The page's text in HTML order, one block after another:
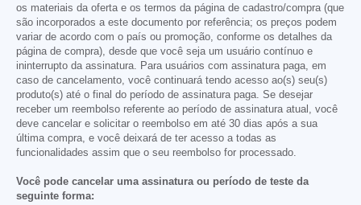
os materiais da oferta e os termos da página de cadastro/compra (que
são incorporados a este documento por referência; os preços podem
variar de acordo com o país ou promoção, conforme os detalhes da
página de compra), desde que você seja um usuário contínuo e
ininterrupto da assinatura. Para usuários com assinatura paga, em
caso de cancelamento, você continuará tendo acesso ao(s) seu(s)
produto(s) até o final do período de assinatura paga. Se desejar
receber um reembolso referente ao período de assinatura atual, você
deve cancelar e solicitar o reembolso em até 30 dias após a sua
última compra, e você deixará de ter acesso a todas as
funcionalidades assim que o seu reembolso for processado.
Você pode cancelar uma assinatura ou período de teste da
seguinte forma: